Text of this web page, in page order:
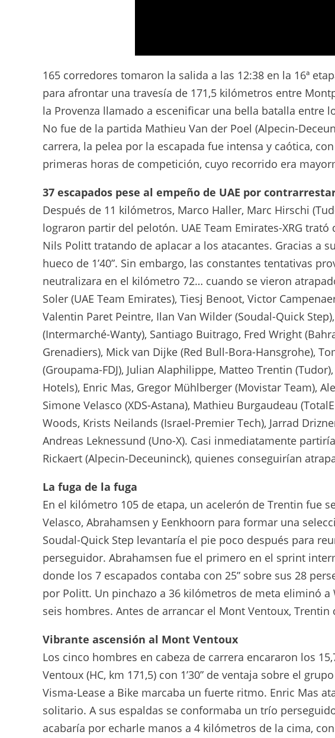
165 corredores tomaron la salida a las 12:38 en la 16ª
para afrontar una travesía de 171,5 kilómetros entre
la Provenza llamado a escenificar una bella batalla entre
No fue de la partida Mathieu Van der Poel (Alpecin-
carrera, la pelea por la escapada fue intensa y caótica,
primeras horas de competición, cuyo recorrido era
37 escapados pese al empeño de UAE por
Después de 11 kilómetros, Marco Haller, Marc Hirschi
lograron partir del pelotón. UAE Team Emirates-XRG
Nils Politt tratando de aplacar a los atacantes. Gracias a
hueco de 1’40”. Sin embargo, las constantes tentativas
neutralizara en el kilómetro 72… cuando se vieron
Soler (UAE Team Emirates), Tiesj Benoot, Victor
Valentin Paret Peintre, Ilan Van Wilder (Soudal-Quick
(Intermarché-Wanty), Santiago Buitrago, Fred Wright
Grenadiers), Mick van Dijke (Red Bull-Bora-Hansgrohe),
(Groupama-FDJ), Julian Alaphilippe, Matteo Trentin
Hotels), Enric Mas, Gregor Mühlberger (Movistar Team),
Simone Velasco (XDS-Astana), Mathieu Burgaudeau
Woods, Krists Neilands (Israel-Premier Tech), Jarrad
Andreas Leknessund (Uno-X). Casi inmediatamente
Rickaert (Alpecin-Deceuninck), quienes conseguirían
La fuga de la fuga
En el kilómetro 105 de etapa, un acelerón de Trentin fue
Velasco, Abrahamsen y Eenkhoorn para formar una
Soudal-Quick Step levantaría el pie poco después para
perseguidor. Abrahamsen fue el primero en el sprint
donde los 7 escapados contaba con 25” sobre sus 28
por Politt. Un pinchazo a 36 kilómetros de meta eliminó
seis hombres. Antes de arrancar el Mont Ventoux,
Vibrante ascensión al Mont Ventoux
Los cinco hombres en cabeza de carrera encararon los
Ventoux (HC, km 171,5) con 1’30” de ventaja sobre el
Visma-Lease a Bike marcaba un fuerte ritmo. Enric Mas
solitario. A sus espaldas se conformaba un trío
acabaría por echarle manos a 4 kilómetros de la cima,